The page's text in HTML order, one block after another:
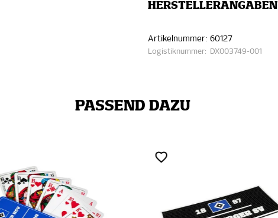
HERSTELLERANGABEN
Artikelnummer: 60127
Logistiknummer: DX003749-001
PASSEND DAZU